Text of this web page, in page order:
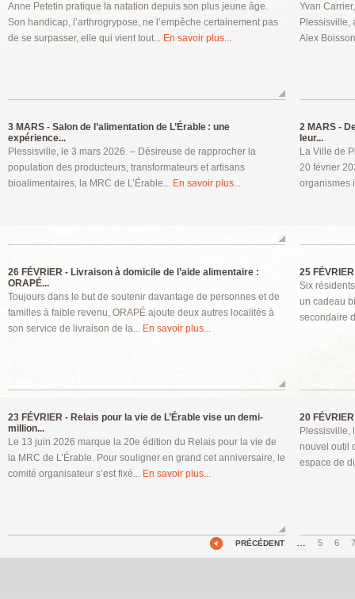
Anne Petetin pratique la natation depuis son plus jeune âge.
Son handicap, l’arthrogrypose, ne l’empêche certainement pas
de se surpasser, elle qui vient tout... En savoir plus...
Yvan
Plessisville,
Alex
3 MARS - Salon de l’alimentation de L’Érable : une
expérience...
Plessisville, le 3 mars 2026. – Désireuse de rapprocher la
population des producteurs, transformateurs et artisans
bioalimentaires, la MRC de L’Érable... En savoir plus...
2 MARS -
leur...
La Ville de
20 février
organismes
26 FÉVRIER - Livraison à domicile de l’aide alimentaire :
ORAPÉ...
Toujours dans le but de soutenir davantage de personnes et de
familles à faible revenu, ORAPÉ ajoute deux autres localités à
son service de livraison de la... En savoir plus...
25
Six
un cadeau
secondaire
23 FÉVRIER - Relais pour la vie de L’Érable vise un demi-
million...
Le 13 juin 2026 marque la 20e édition du Relais pour la vie de
la MRC de L’Érable. Pour souligner en grand cet anniversaire, le
comité organisateur s’est fixé... En savoir plus...
20
Plessisville,
nouvel outil
espace de
PRÉCÉDENT … 5 6 7